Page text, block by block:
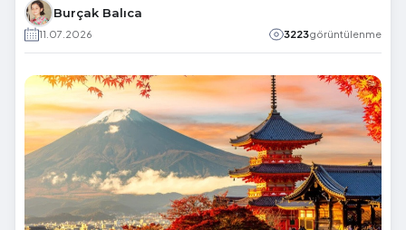
Burçak Balıca
11.07.2026 3223görüntülenme